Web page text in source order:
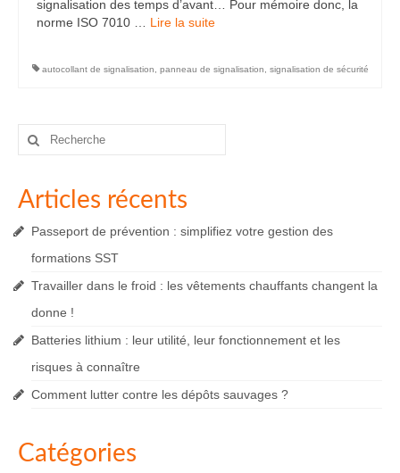
signalisation des temps d’avant… Pour mémoire donc, la
norme ISO 7010 … Lire la suite­­
autocollant de signalisation panneau de signalisation signalisation de sécurité
Rechercher
Articles récents
Passeport de prévention : simplifiez votre gestion des
formations SST
Travailler dans le froid : les vêtements chauffants changent la
donne !
Batteries lithium : leur utilité, leur fonctionnement et les
risques à connaître
Comment lutter contre les dépôts sauvages ?
Catégories